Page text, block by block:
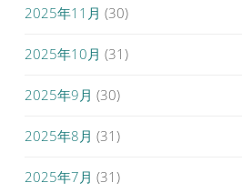
2025年11月 (30)
2025年10月 (31)
2025年9月 (30)
2025年8月 (31)
2025年7月 (31)